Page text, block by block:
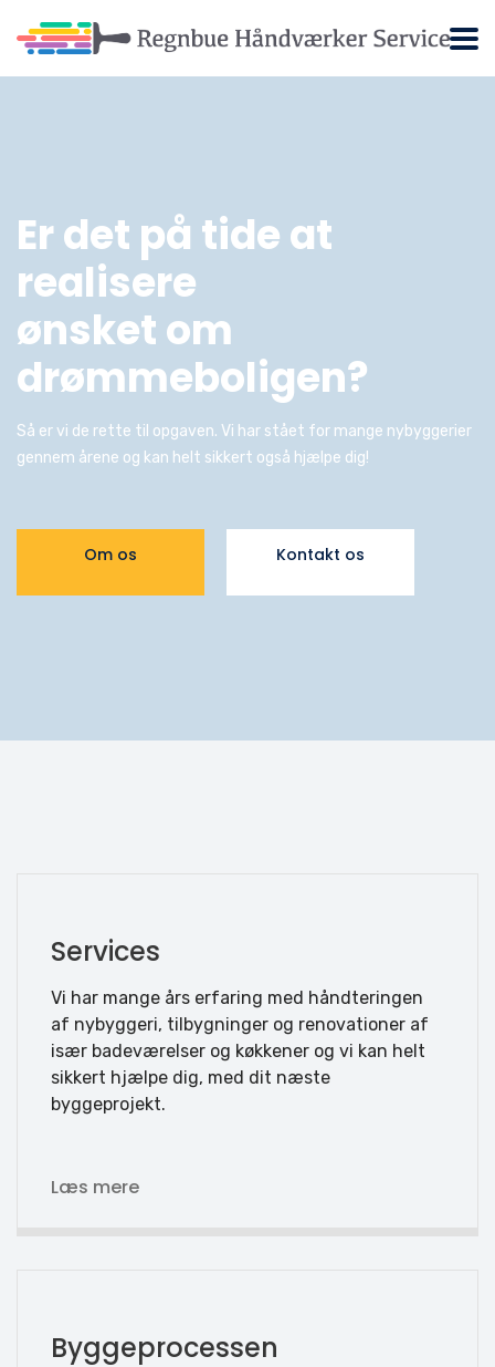
Er det på tide at
realisere
ønsket om
drømmeboligen?
Så er vi de rette til opgaven. Vi har stået for mange nybyggerier
gennem årene og kan helt sikkert også hjælpe dig!
Om os Kontakt os
Services
Vi har mange års erfaring med håndteringen
af nybyggeri, tilbygninger og renovationer af
især badeværelser og køkkener og vi kan helt
sikkert hjælpe dig, med dit næste
byggeprojekt.
Læs mere
Byggeprocessen